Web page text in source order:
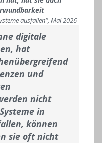
ausfallen“, Mai 2026
digitale
hat
und
nicht
in
können
sie oft nicht